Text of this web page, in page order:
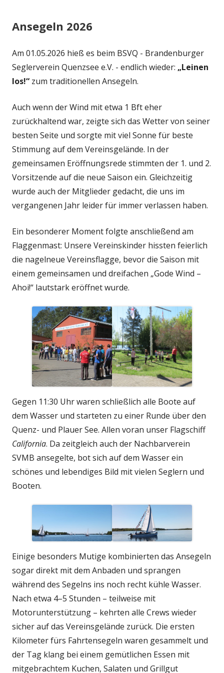
Ansegeln 2026
Am 01.05.2026 hieß es beim BSVQ - Brandenburger
Seglerverein Quenzsee e.V. - endlich wieder: „Leinen
los!“ zum traditionellen Ansegeln.
Auch wenn der Wind mit etwa 1 Bft eher
zurückhaltend war, zeigte sich das Wetter von seiner
besten Seite und sorgte mit viel Sonne für beste
Stimmung auf dem Vereinsgelände. In der
gemeinsamen Eröffnungsrede stimmten der 1. und 2.
Vorsitzende auf die neue Saison ein. Gleichzeitig
wurde auch der Mitglieder gedacht, die uns im
vergangenen Jahr leider für immer verlassen haben.
Ein besonderer Moment folgte anschließend am
Flaggenmast: Unsere Vereinskinder hissten feierlich
die nagelneue Vereinsflagge, bevor die Saison mit
einem gemeinsamen und dreifachen „Gode Wind –
Ahoi!“ lautstark eröffnet wurde.
Gegen 11:30 Uhr waren schließlich alle Boote auf
dem Wasser und starteten zu einer Runde über den
Quenz- und Plauer See. Allen voran unser Flagschiff
California. Da zeitgleich auch der Nachbarverein
SVMB ansegelte, bot sich auf dem Wasser ein
schönes und lebendiges Bild mit vielen Seglern und
Booten.
Einige besonders Mutige kombinierten das Ansegeln
sogar direkt mit dem Anbaden und sprangen
während des Segelns ins noch recht kühle Wasser.
Nach etwa 4–5 Stunden – teilweise mit
Motorunterstützung – kehrten alle Crews wieder
sicher auf das Vereinsgelände zurück. Die ersten
Kilometer fürs Fahrtensegeln waren gesammelt und
der Tag klang bei einem gemütlichen Essen mit
mitgebrachtem Kuchen, Salaten und Grillgut